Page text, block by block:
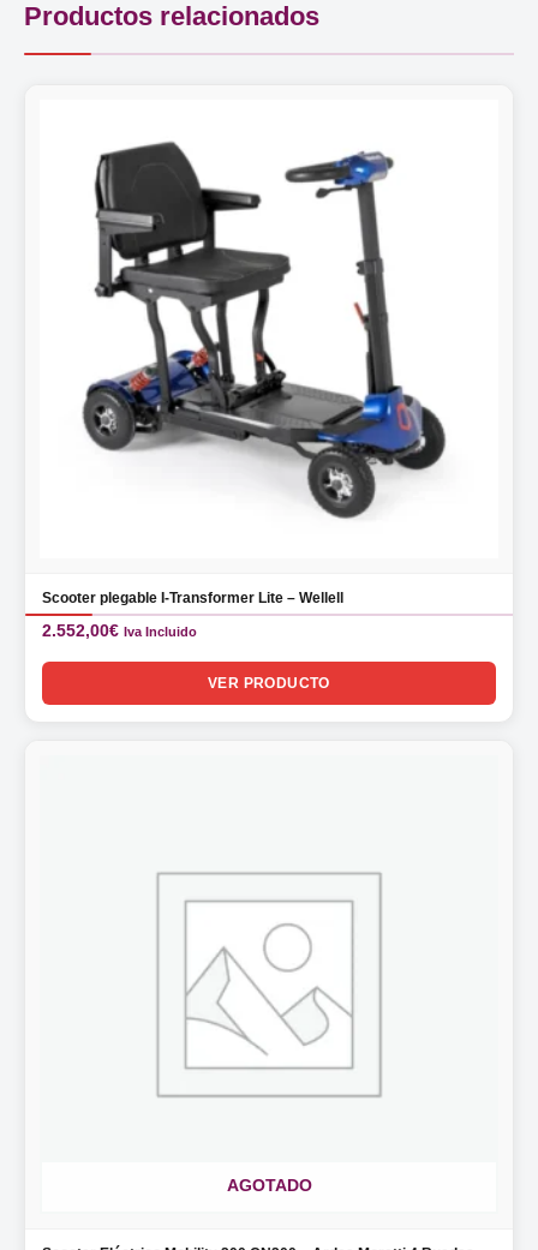
Productos relacionados
Scooter plegable I-Transformer Lite – Wellell
2.552,00€ Iva Incluido
VER PRODUCTO
AGOTADO